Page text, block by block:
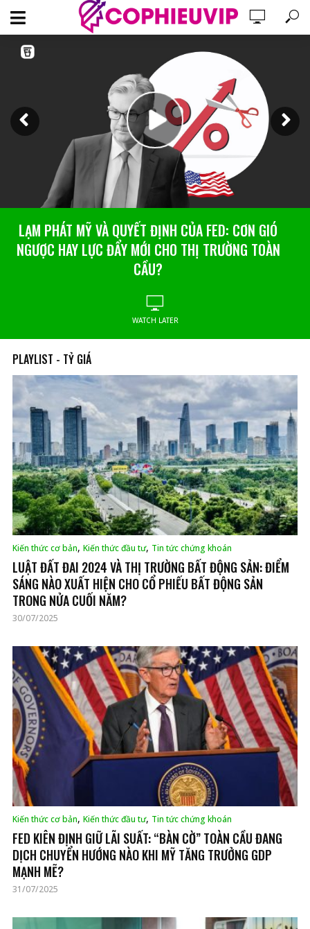
LẠM PHÁT MỸ VÀ QUYẾT ĐỊNH CỦA FED: CƠN GIÓ
NGƯỢC HAY LỰC ĐẨY MỚI CHO THỊ TRƯỜNG TOÀN
CẦU?
WATCH LATER
KINH TẾ TRUNG QUỐC: KHI “HƠI THỞ” CỦA NỀN
KINH TẾ THỨ HAI THẾ GIỚI ẢNH HƯỞNG ĐẾN XUẤT
KHẨU VIỆT NAM
WATCH LATER
PLAYLIST - TỶ GIÁ
Kiến thức cơ bản, Kiến thức đầu tư, Tin tức chứng khoán
LUẬT ĐẤT ĐAI 2024 VÀ THỊ TRƯỜNG BẤT ĐỘNG SẢN: ĐIỂM
SÁNG NÀO XUẤT HIỆN CHO CỔ PHIẾU BẤT ĐỘNG SẢN
TRONG NỬA CUỐI NĂM?
30/07/2025
Kiến thức cơ bản, Kiến thức đầu tư, Tin tức chứng khoán
FED KIÊN ĐỊNH GIỮ LÃI SUẤT: “BÀN CỜ” TOÀN CẦU ĐANG
DỊCH CHUYỂN HƯỚNG NÀO KHI MỸ TĂNG TRƯỞNG GDP
MẠNH MẼ?
31/07/2025